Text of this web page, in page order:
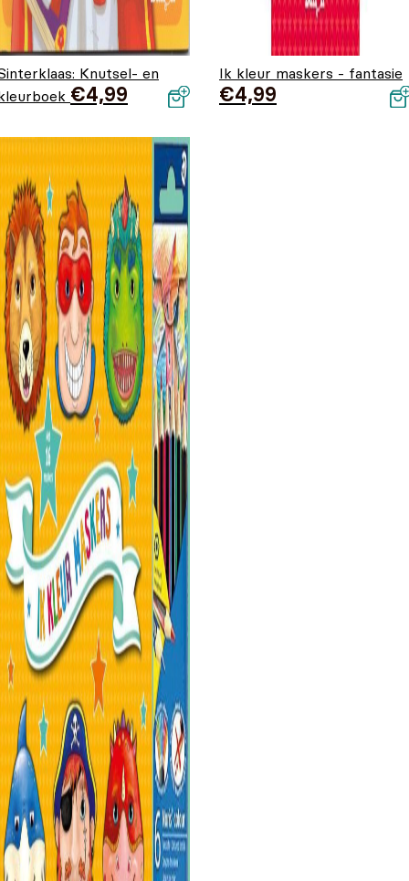
Knutsel- en
€4,99
Ik kleur maskers - fantasie
€4,99